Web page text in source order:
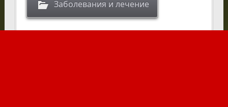
Заболевания и лечение